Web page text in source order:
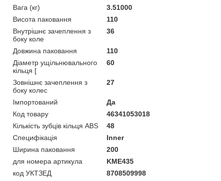
Вага (кг)
3.51000
Висота паковання
110
Внутрішнє зачеплення з
боку коле
36
Довжина паковання
110
Діаметр ущільнювального
кільця [
60
Зовнішнє зачеплення з
боку колес
27
Імпортований
Да
Код товару
46341053018
Кількість зубців кільця ABS
48
Специфікація
Inner
Ширина паковання
200
для номера артикула
KME435
код УКТЗЕД
8708509998